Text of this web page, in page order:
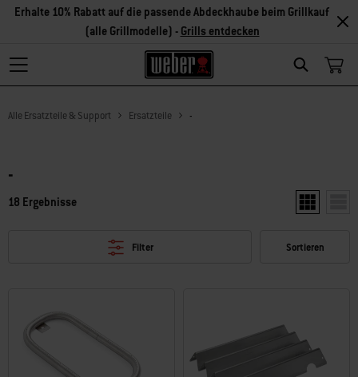
Search
Erhalte 10% Rabatt auf die passende Abdeckhaube beim Grillkauf
(alle Grillmodelle) - Grills entdecken
Alle Ersatzteile & Support Ersatzteile -
-
18 Ergebnisse Zwei
Filter Sortieren